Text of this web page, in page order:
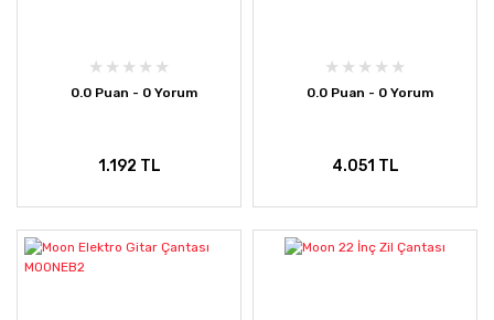
0.0 Puan - 0 Yorum
1.192 TL
0.0 Puan - 0 Yorum
4.051 TL